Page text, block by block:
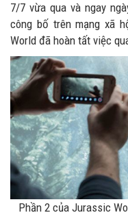
7/7 vừa qua và ngay
công bố trên mạng xã
World đã hoàn tất việc
Phần 2 của Jurassic